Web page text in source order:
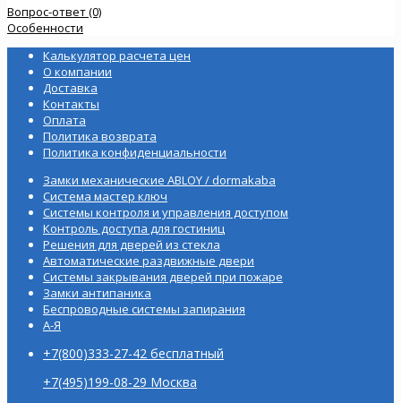
Вопрос-ответ (0)
Особенности
Калькулятор расчета цен
О компании
Доставка
Контакты
Оплата
Политика возврата
Политика конфиденциальности
Замки механические ABLOY / dormakaba
Система мастер ключ
Системы контроля и управления доступом
Контроль доступа для гостиниц
Решения для дверей из стекла
Автоматические раздвижные двери
Системы закрывания дверей при пожаре
Замки антипаника
Беспроводные системы запирания
А-Я
+7(800)333-27-42 бесплатный
+7(495)199-08-29 Москва